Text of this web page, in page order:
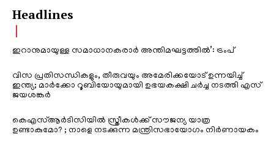
Headlines
ഇറാനുമായുള്ള സമാധാനകരാർ അന്തിമഘട്ടത്തിൽ‌’: ട്രംപ്
വിസ പ്രതിസന്ധികളും, തീരുവയും അമേരിക്കയോട് ഉന്നയിച്ച്
ഇന്ത്യ; മാർക്കോ റൂബിയോയുമായി ഉഭയകക്ഷി ചർച്ച നടത്തി എസ്
ജയശങ്കർ
കെഎസ്ആർടിസിയിൽ സ്ത്രീകൾക്ക് സൗജന്യ യാത്ര
ഉണ്ടാകുമോ? ; നാളെ നടക്കുന്ന മന്ത്രിസഭായോഗം നിർണായകം